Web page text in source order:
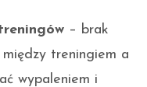
– brak
między treningiem a
wypaleniem i